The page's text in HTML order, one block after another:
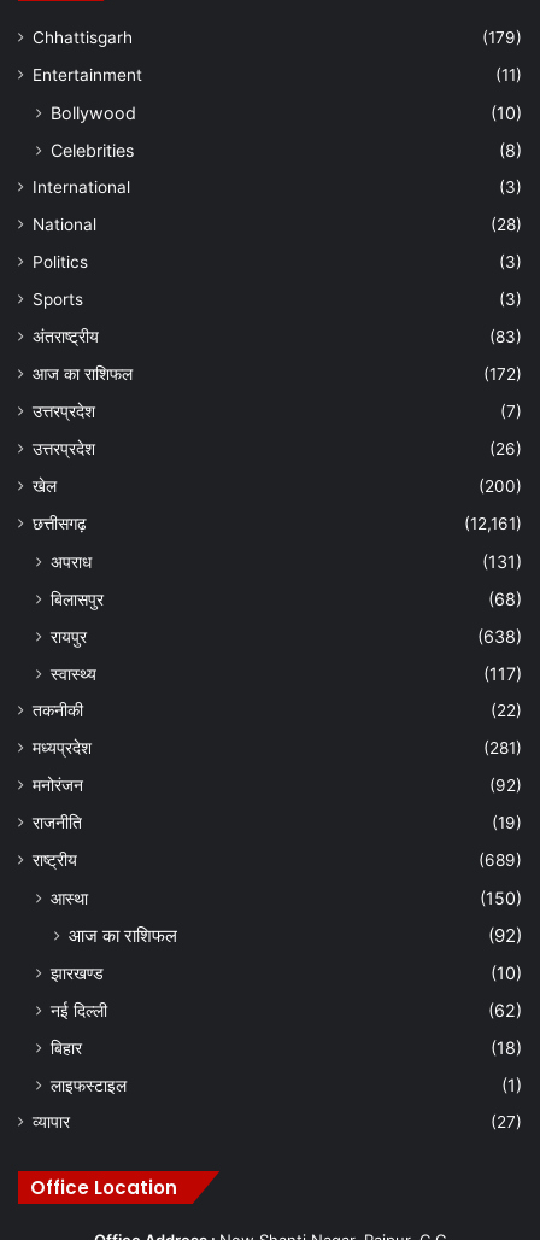
Chhattisgarh
(179)
Entertainment
(11)
Bollywood
(10)
Celebrities
(8)
International
(3)
National
(28)
Politics
(3)
Sports
(3)
अंतराष्ट्रीय
(83)
आज का राशिफल
(172)
उत्तरप्रदेश
(7)
उत्तरप्रदेश
(26)
खेल
(200)
छत्तीसगढ़
(12,161)
अपराध
(131)
बिलासपुर
(68)
रायपुर
(638)
स्वास्थ्य
(117)
तकनीकी
(22)
मध्यप्रदेश
(281)
मनोरंजन
(92)
राजनीति
(19)
राष्ट्रीय
(689)
आस्था (150)
आज का राशिफल (92)
झारखण्ड
(10)
नई दिल्ली
(62)
बिहार
(18)
लाइफस्टाइल
(1)
व्यापार (27)
Office Location